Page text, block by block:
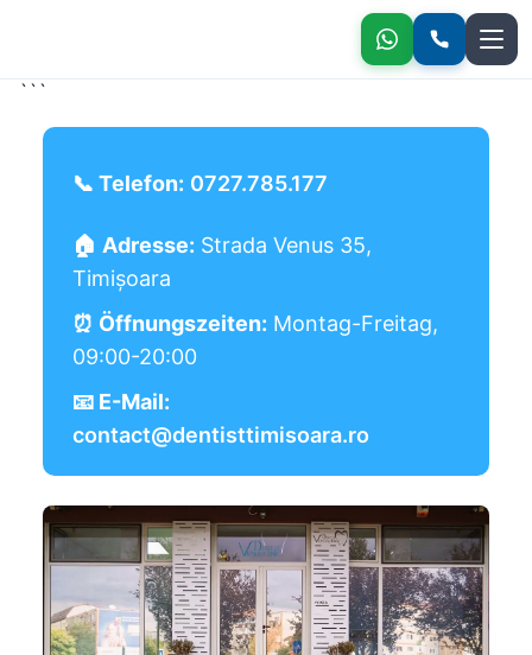
```
Kontakt - Zahnarztpraxis Temeswar
📞 Telefon: 0727.785.177
🏠 Adresse: Strada Venus 35,
Timișoara
⏰ Öffnungszeiten: Montag-Freitag,
09:00-20:00
📧 E-Mail:
contact@dentisttimisoara.ro